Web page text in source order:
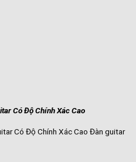
Có Độ Chính Xác Cao
Có Độ Chính Xác Cao Đàn guitar